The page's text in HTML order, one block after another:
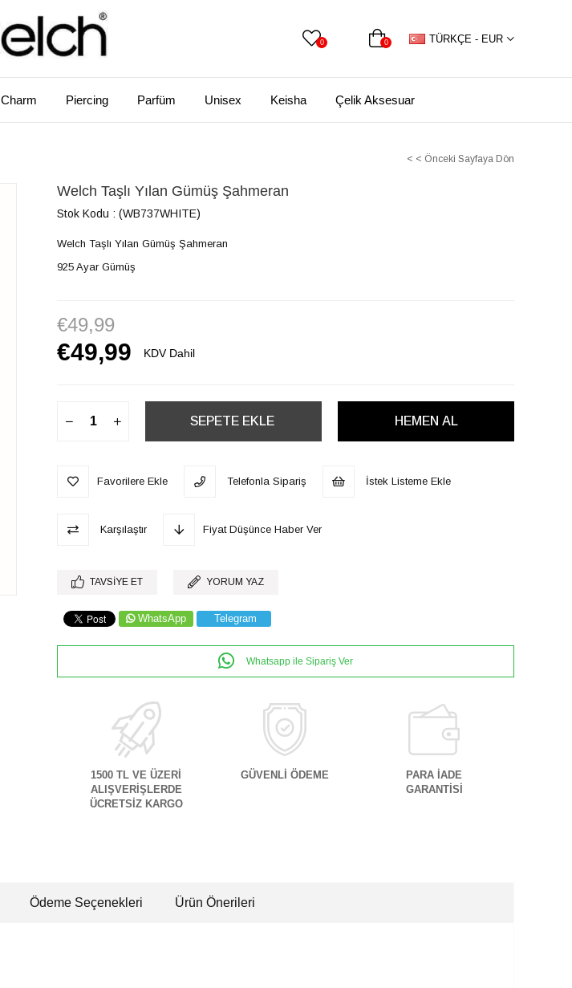
0 0 TÜRKÇE - EUR
Charm Piercing Parfüm Unisex Keisha Çelik Aksesuar
< < Önceki Sayfaya Dön
Welch Taşlı Yılan Gümüş Şahmeran
Stok Kodu (WB737WHITE)
Welch Taşlı Yılan Gümüş Şahmeran
925 Ayar Gümüş
€49,99
KDV Dahil
€49,99
Favorilere Ekle Telefonla Sipariş İstek Listeme Ekle
Karşılaştır Fiyat Düşünce Haber Ver
TAVSIYE ET YORUM YAZ
WhatsApp Telegram
Whatsapp ile Sipariş Ver
1500 TL VE ÜZERİ
ALIŞVERİŞLERDE
ÜCRETSİZ KARGO
GÜVENLİ ÖDEME
PARA İADE
GARANTİSİ
Ödeme Seçenekleri Ürün Önerileri